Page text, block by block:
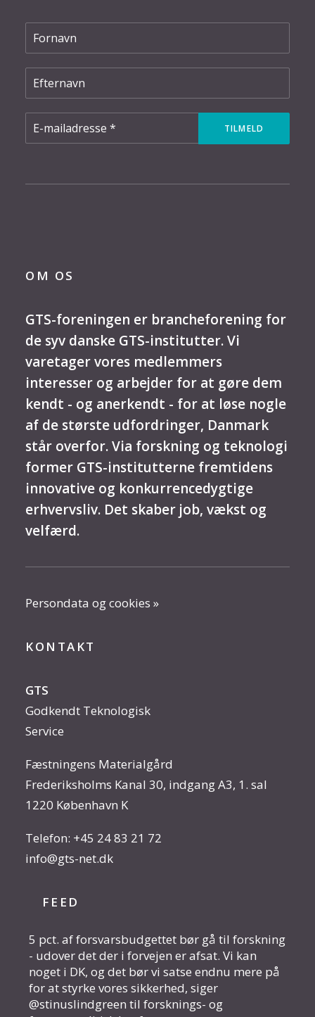
OM OS
GTS-foreningen er brancheforening for
de syv danske GTS-institutter. Vi
varetager vores medlemmers
interesser og arbejder for at gøre dem
kendt - og anerkendt - for at løse nogle
af de største udfordringer, Danmark
står overfor. Via forskning og teknologi
former GTS-institutterne fremtidens
innovative og konkurrencedygtige
erhvervsliv. Det skaber job, vækst og
velfærd.
Persondata og cookies »
KONTAKT
GTS
Godkendt Teknologisk
Service
Fæstningens Materialgård
Frederiksholms Kanal 30, indgang A3, 1. sal
1220 København K
Telefon: +45 24 83 21 72
info@gts-net.dk
FEED
5 pct. af forsvarsbudgettet bør gå til forskning
- udover det der i forvejen er afsat. Vi kan
noget i DK, og det bør vi satse endnu mere på
for at styrke vores sikkerhed, siger
@stinuslindgreen til forsknings- og